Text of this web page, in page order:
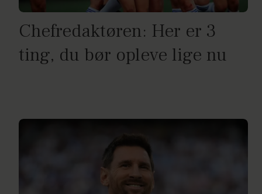
Chefredaktøren: Her er 3
ting, du bør opleve lige nu